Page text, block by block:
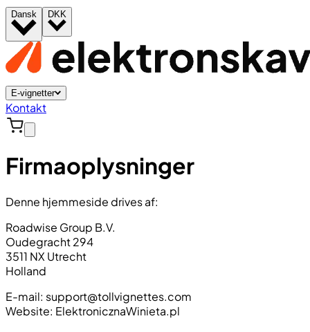
Dansk DKK
E-vignetter
Kontakt
Firmaoplysninger
Denne hjemmeside drives af:
Roadwise Group B.V.
Oudegracht 294
3511 NX Utrecht
Holland
E-mail: support@tollvignettes.com
Website: ElektronicznaWinieta.pl